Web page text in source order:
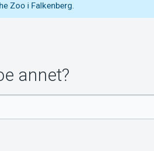
Zoo i Falkenberg.
annet?